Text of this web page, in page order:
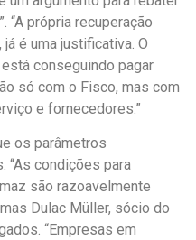
“A própria recuperação
é uma justificativa. O
conseguindo pagar
só com o Fisco, mas com
e fornecedores.”
os parâmetros
“As condições para
são razoavelmente
Dulac Müller, sócio do
“Empresas em